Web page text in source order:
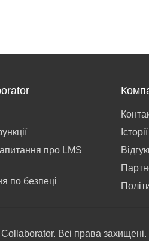
про LMS
по безпеці
Всі права захищені.